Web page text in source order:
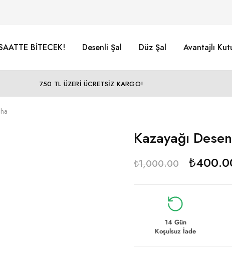
BİTECEK! Desenli Şal Düz Şal Avantajlı
750 TL ÜZERİ ÜCRETSİZ KARGO!
Kazayağı
₺1,000.00 ₺
14 Gün
Koşulsuz İade